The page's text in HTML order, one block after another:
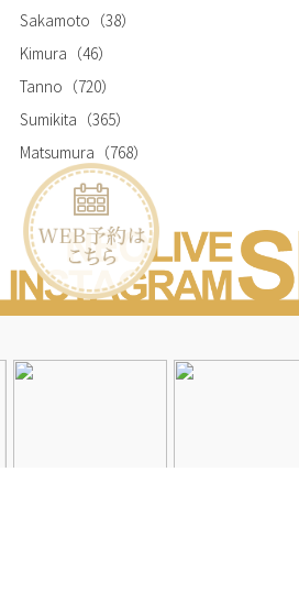
Sakamoto （38）
Kimura （46）
Tanno （720）
Sumikita （365）
Matsumura （768）